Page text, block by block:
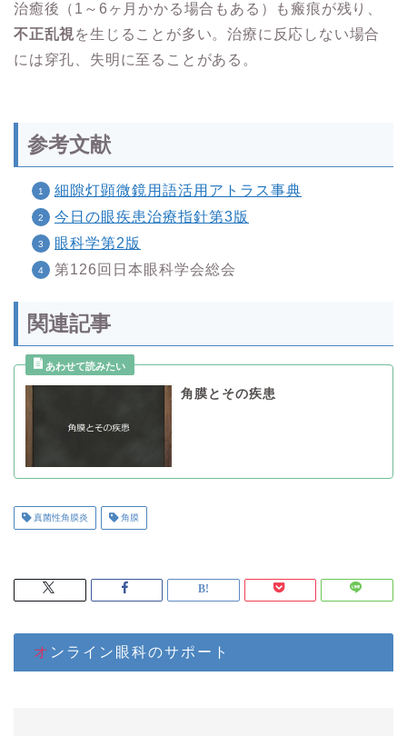
治癒後（1～6ヶ月かかる場合もある）も瘢痕が残り、
不正乱視を生じることが多い。治療に反応しない場合
には穿孔、失明に至ることがある。
参考文献
細隙灯顕微鏡用語活用アトラス事典
今日の眼疾患治療指針第3版
眼科学第2版
第126回日本眼科学会総会
関連記事
角膜とその疾患
真菌性角膜炎 角膜
オンライン眼科のサポート